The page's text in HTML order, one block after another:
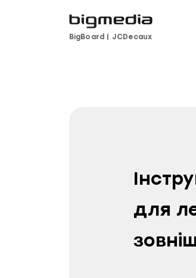
BigBoard | JCDecaux
для